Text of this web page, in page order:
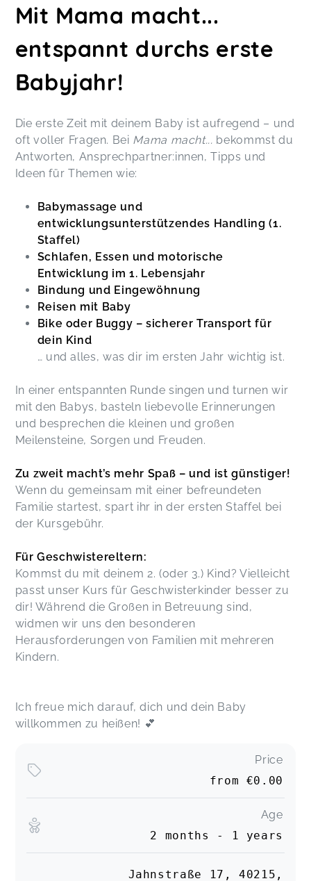
Mit Mama macht...
entspannt durchs erste
Babyjahr!
Die erste Zeit mit deinem Baby ist aufregend – und
oft voller Fragen. Bei Mama macht... bekommst du
Antworten, Ansprechpartner:innen, Tipps und
Ideen für Themen wie:
Babymassage und
entwicklungsunterstützendes Handling (1.
Staffel)
Schlafen, Essen und motorische
Entwicklung im 1. Lebensjahr
Bindung und Eingewöhnung
Reisen mit Baby
Bike oder Buggy – sicherer Transport für
dein Kind
… und alles, was dir im ersten Jahr wichtig ist.
In einer entspannten Runde singen und turnen wir
mit den Babys, basteln liebevolle Erinnerungen
und besprechen die kleinen und großen
Meilensteine, Sorgen und Freuden.
Zu zweit macht’s mehr Spaß – und ist günstiger!
Wenn du gemeinsam mit einer befreundeten
Familie startest, spart ihr in der ersten Staffel bei
der Kursgebühr.
Für Geschwistereltern:
Kommst du mit deinem 2. (oder 3.) Kind? Vielleicht
passt unser Kurs für Geschwisterkinder besser zu
dir! Während die Großen in Betreuung sind,
widmen wir uns den besonderen
Herausforderungen von Familien mit mehreren
Kindern.
Ich freue mich darauf, dich und dein Baby
willkommen zu heißen! 💕
Price
from €0.00
Age
2 months - 1 years
Jahnstraße 17, 40215,